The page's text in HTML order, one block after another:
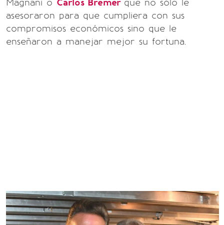
Magnani o Carlos Bremer que no sólo le
asesoraron para que cumpliera con sus
compromisos económicos sino que le
enseñaron a manejar mejor su fortuna.